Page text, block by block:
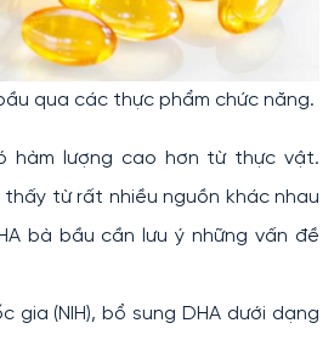
qua các thực phẩm chức năng.
hàm lượng cao hơn từ thực vật.
thấy từ rất nhiều nguồn khác nhau
bà bầu cần lưu ý những vấn đề
gia (NIH), bổ sung DHA dưới dạng